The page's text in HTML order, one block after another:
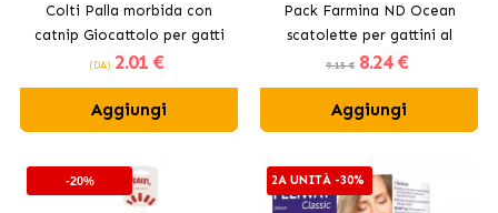
Colti Palla morbida con
catnip Giocattolo per gatti
(DA) 2.01 €
Aggiungi
Pack Farmina ND Ocean
scatolette per gattini al
tonno, merluzzo, gamberetti
9.15 € 8.24 €
Aggiungi
-20% 2A UNITÀ -30%